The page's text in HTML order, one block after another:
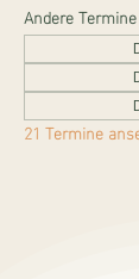
Andere Termine
21 Termine